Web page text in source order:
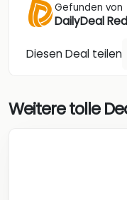
Gefunden von
DailyDeal
Diesen Deal teilen
Weitere tolle